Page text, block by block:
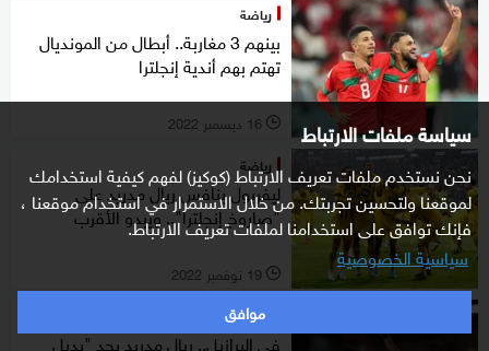
سياسة ملفات الارتباط
نحن نستخدم ملفات تعريف الارتباط (كوكيز) لفهم كيفية استخدامك
لموقعنا ولتحسين تجربتك. من خلال الاستمرار في استخدام موقعنا ،
فإنك توافق على استخدامنا لملفات تعريف الارتباط.
سياسية الخصوصية
موافق
رياضة
بينهم 3 مغاربة.. أبطال من المونديال
تهتم بهم أندية إنجلترا
l 16 ديسمبر 2022
رياضة
ليفربول ينافس ريال مدريد على
"صاروخ إنجلترا".. ويبدو الأقرب
l 19 نوفمبر 2022
رياضة
في البرازيل.. ريال مدريد يجد "بديل